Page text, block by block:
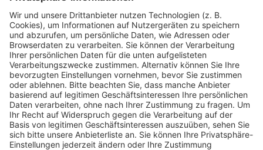
Firmenporträts
Panorama
Produkte
Ratgeber
Weitblick
WEITERES AUS DEM VERLAG